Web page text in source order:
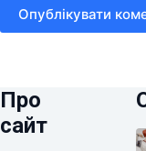
Опублікувати
Про
сайт